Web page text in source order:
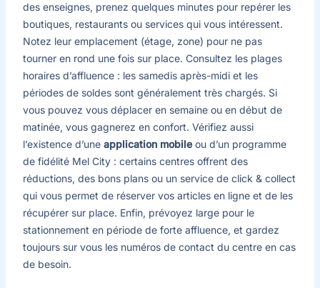
des enseignes, prenez quelques minutes pour repérer les
boutiques, restaurants ou services qui vous intéressent.
Notez leur emplacement (étage, zone) pour ne pas
tourner en rond une fois sur place. Consultez les plages
horaires d’affluence : les samedis après-midi et les
périodes de soldes sont généralement très chargés. Si
vous pouvez vous déplacer en semaine ou en début de
matinée, vous gagnerez en confort. Vérifiez aussi
l’existence d’une application mobileou d’un programme
de fidélité Mel City : certains centres offrent des
réductions, des bons plans ou un service de click & collect
qui vous permet de réserver vos articles en ligne et de les
récupérer sur place. Enfin, prévoyez large pour le
stationnement en période de forte affluence, et gardez
toujours sur vous les numéros de contact du centre en cas
de besoin.